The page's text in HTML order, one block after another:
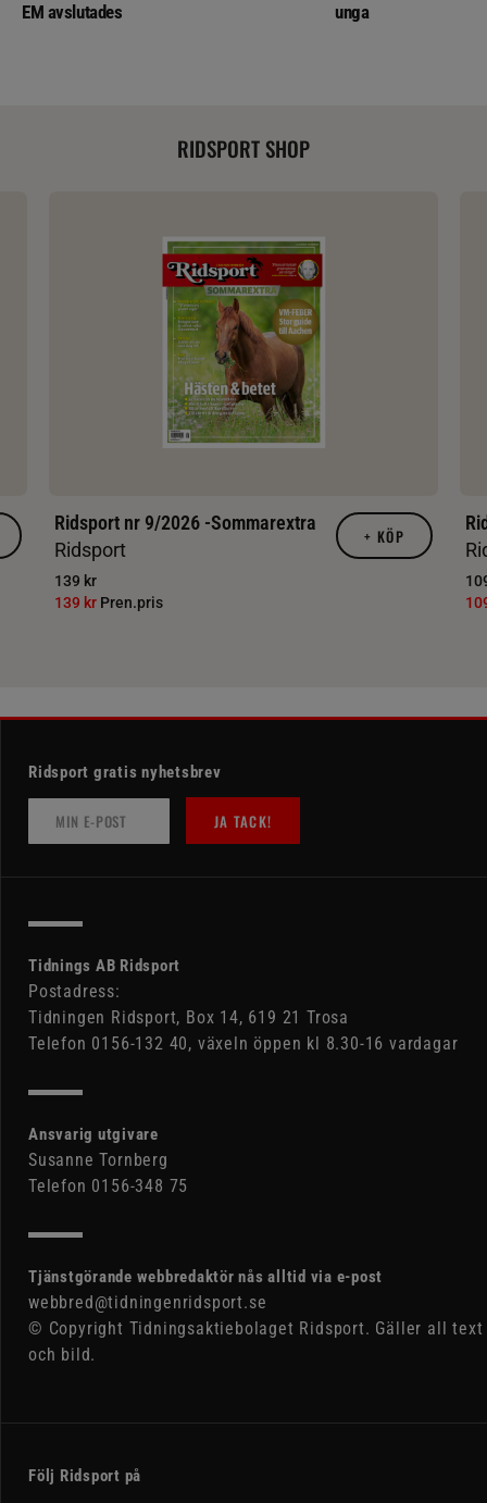
EM avslutades
unga
RIDSPORT SHOP
Ridsport nr 9/2026 -Sommarextra
Ridsport
139 kr
139 kr Pren.pris
+ KÖP
Ridsport gratis nyhetsbrev
JA TACK!
Tidnings AB Ridsport
Postadress:
Tidningen Ridsport, Box 14, 619 21 Trosa
Telefon 0156-132 40, växeln öppen kl 8.30-16 vardagar
Ansvarig utgivare
Susanne Tornberg
Telefon 0156-348 75
Tjänstgörande webbredaktör nås alltid via e-post
webbred@tidningenridsport.se
© Copyright Tidningsaktiebolaget Ridsport. Gäller all text
och bild.
Följ Ridsport på